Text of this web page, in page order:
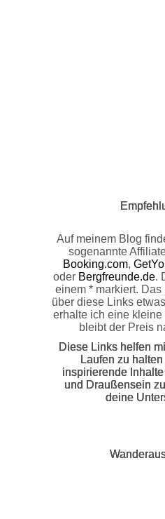
Auf meinem Blog
sogenannte
Booking.com,
oder Bergfreunde.de.
einem * markiert.
über diese Links
erhalte ich eine
bleibt der Preis
Diese Links helfen
Laufen zu
inspirierende
und Draußensein
deine